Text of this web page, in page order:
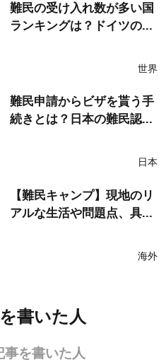
難民の受け入れ数が多い国
ランキングは？ドイツの...
世界
難民申請からビザを貰う手
続きとは？日本の難民認...
日本
【難民キャンプ】現地のリ
アルな生活や問題点、具...
海外
書いた人
事を書いた人